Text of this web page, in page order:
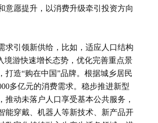
意愿提升，以消费升级牵引投资方向
求引领新供给，比如，适应人口结构
境游快速增长态势，优化完善重点景
造“购在中国”品牌。根据城乡居民
多亿元的消费需求。稳步推进新型
动未落户人口享受基本公共服务，
能穿戴、机器人等新技术、新产品开